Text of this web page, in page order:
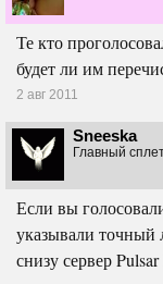
Те кто
будет ли им
2 авг 2011
Sneeska
Главный
Если вы
указывали точный
снизу сервер